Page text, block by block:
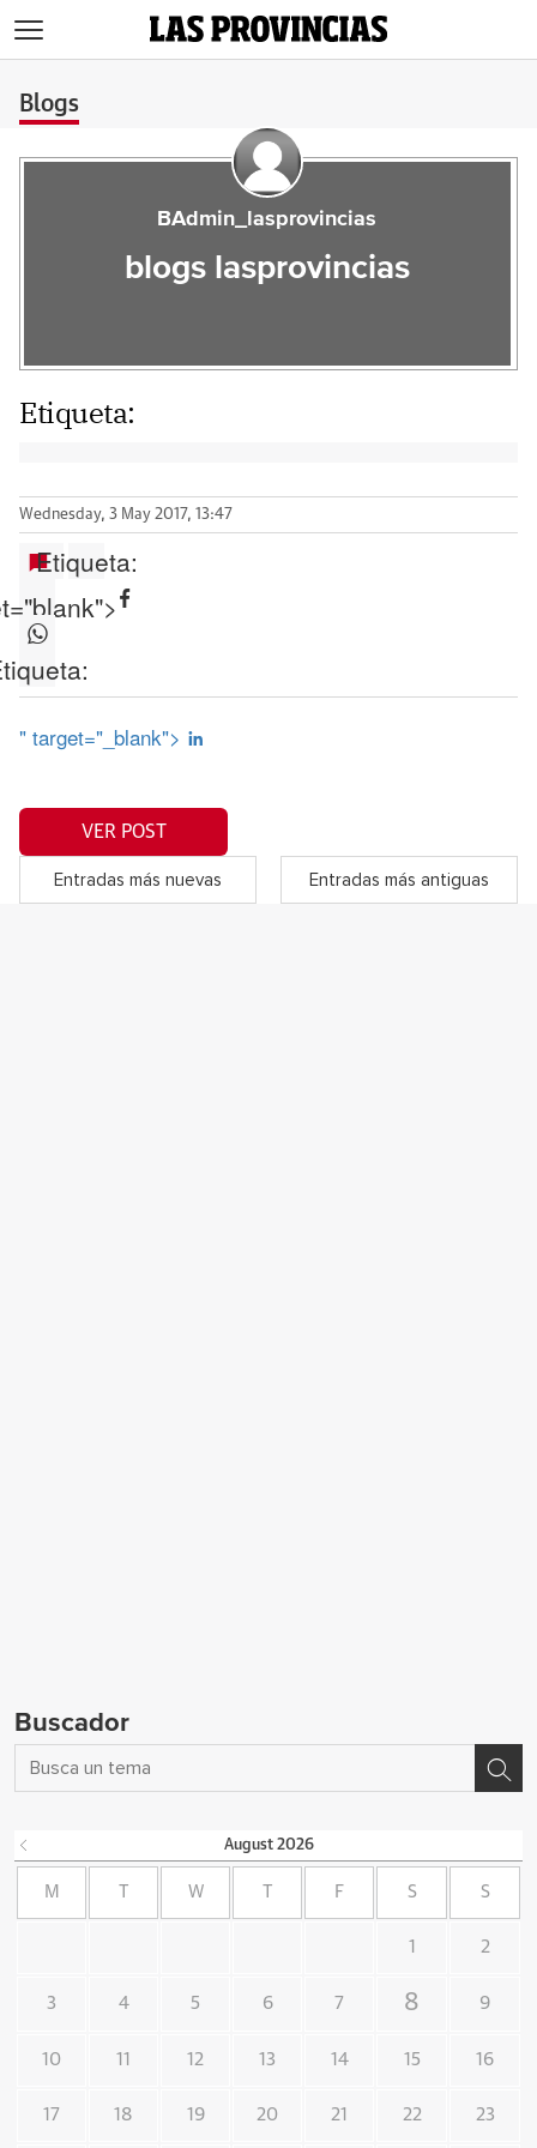
Blogs
BAdmin_lasprovincias
blogs lasprovincias
Etiqueta:
Wednesday, 3 May 2017, 13:47
Etiqueta:
" target="_blank">
VER POST
Entradas más nuevas Entradas más antiguas
Buscador
August 2026
M W F S S
1 2
3 4 5 6 7 8 9
10 11 12 13 14 15 16
17 18 19 20 21 22 23